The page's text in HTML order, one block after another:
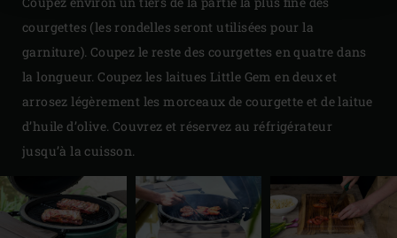
courgettes (les rondelles seront utilisées pour la
garniture). Coupez le reste des courgettes en quatre dans
la longueur. Coupez les laitues Little Gem en deux et
arrosez légèrement les morceaux de courgette et de laitue
d’huile d’olive. Couvrez et réservez au réfrigérateur
jusqu’à la cuisson.